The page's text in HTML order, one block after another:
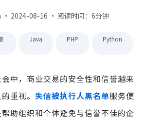
· 2024-08-16 · 阅读时间：6分钟
Java PHP Python
中，商业交易的安全性和信誉越来
重视。 失信被执行人黑名单服务便
助组织和个体避免与信誉不佳的企